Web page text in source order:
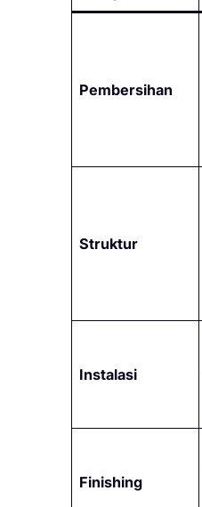
Pembersihan
Struktur
Instalasi
Finishing